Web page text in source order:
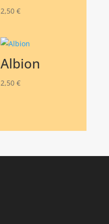
2,50 €
Albion
2,50 €